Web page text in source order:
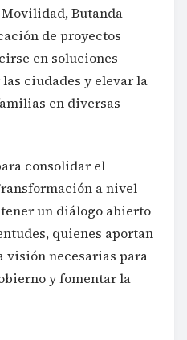
Butanda
de proyectos
en soluciones
ciudades y elevar la
en diversas
consolidar el
a nivel
un diálogo abierto
quienes aportan
visión necesarias para
y fomentar la